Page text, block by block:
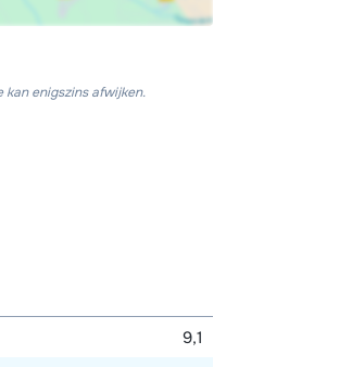
kan enigszins afwijken.
9,1